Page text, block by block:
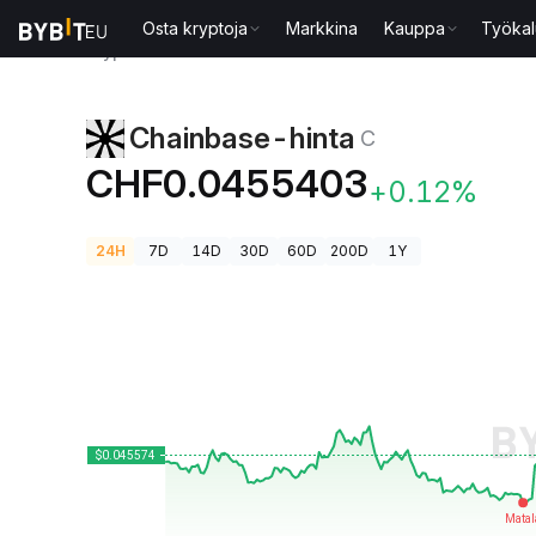
Osta kryptoja Markkina Kauppa
Chainbase-hinta C
CHF0.0455403+0.12%
24H 7D 14D 30D 60D 200D 1Y